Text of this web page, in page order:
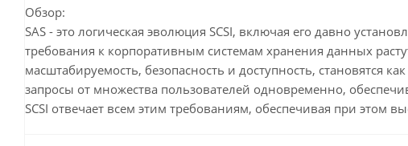
Обзор:
SAS - это логическая эволюция SCSI, включая его давно
требования к корпоративным системам хранения данных
масштабируемость, безопасность и доступность,
запросы от множества пользователей одновременно,
SCSI отвечает всем этим требованиям, обеспечивая при этом